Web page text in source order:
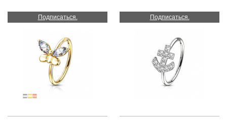
Подписаться. Подписаться.